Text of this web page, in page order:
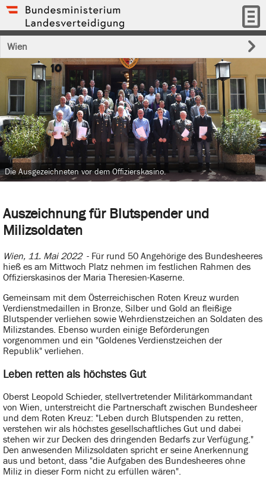
Wien
Auszeichnung für Blutspender und
Milizsoldaten
Wien, 11. Mai 2022 - Für rund 50 Angehörige des Bundesheeres
hieß es am Mittwoch Platz nehmen im festlichen Rahmen des
Offizierskasinos der Maria Theresien-Kaserne.
Gemeinsam mit dem Österreichischen Roten Kreuz wurden
Verdienstmedaillen in Bronze, Silber und Gold an fleißige
Blutspender verliehen sowie Wehrdienstzeichen an Soldaten des
Milizstandes. Ebenso wurden einige Beförderungen
vorgenommen und ein "Goldenes Verdienstzeichen der
Republik" verliehen.
Leben retten als höchstes Gut
Oberst Leopold Schieder, stellvertretender Militärkommandant
von Wien, unterstreicht die Partnerschaft zwischen Bundesheer
und dem Roten Kreuz: "Leben durch Blutspenden zu retten,
verstehen wir als höchstes gesellschaftliches Gut und dabei
stehen wir zur Decken des dringenden Bedarfs zur Verfügung."
Den anwesenden Milizsoldaten spricht er seine Anerkennung
aus und betont, dass "die Aufgaben des Bundesheeres ohne
Miliz in dieser Form nicht zu erfüllen wären".
Die Ausgezeichneten vor dem Offizierskasino.